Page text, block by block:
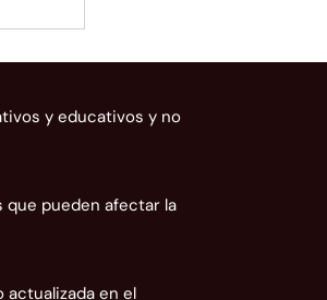
y educativos y no
que pueden afectar la
actualizada en el